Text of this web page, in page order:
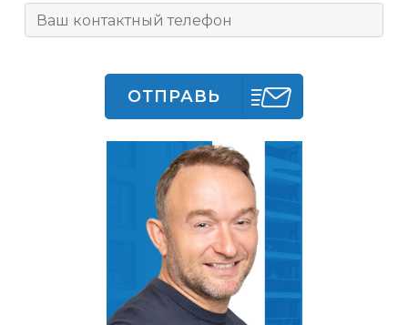
ОТПРАВЬ